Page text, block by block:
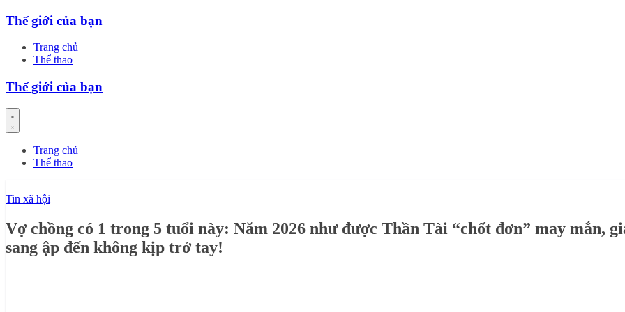
Skip
content
Thế giới của bạn
Trang chủ
Thể thao
Thế giới của bạn
Trang chủ
Thể thao
Tin xã hội
Vợ chồng có 1 trong 5 tuổi này: Năm 2026 như được Thần Tài “chốt đơn” may mắn,
sang ập đến không kịp trở tay!